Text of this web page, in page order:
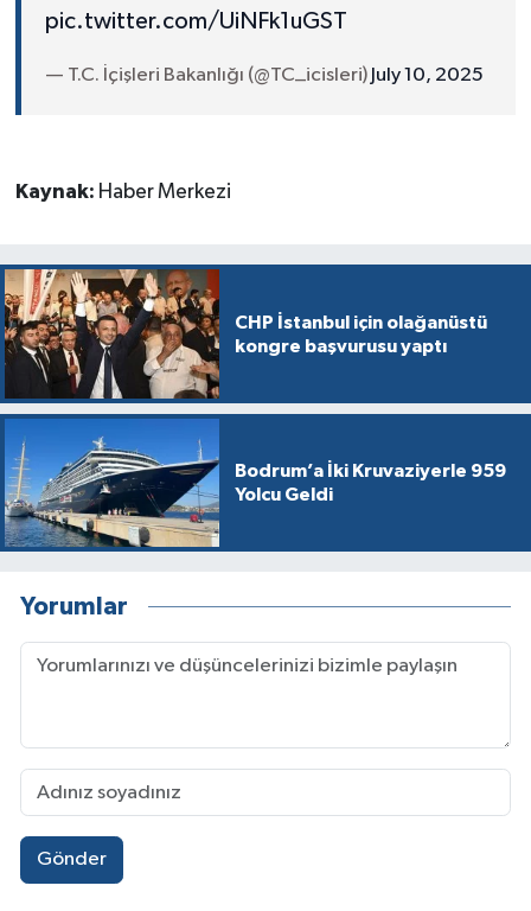
pic.twitter.com/UiNFk1uGST
— T.C. İçişleri Bakanlığı (@TC_icisleri) July 10, 2025
Kaynak: Haber Merkezi
CHP İstanbul için olağanüstü
kongre başvurusu yaptı
Bodrum’a İki Kruvaziyerle 959
Yolcu Geldi
Yorumlar
Gönder